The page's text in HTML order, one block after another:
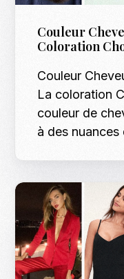
Couleur
Coloration
Couleur
La coloration
couleur de
à des